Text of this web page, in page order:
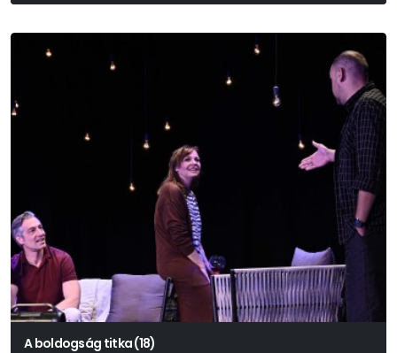
A boldogság titka (18)